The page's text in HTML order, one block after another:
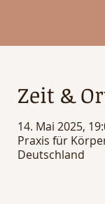
Zeit &
14. Mai 2025,
Praxis für
Deutschland